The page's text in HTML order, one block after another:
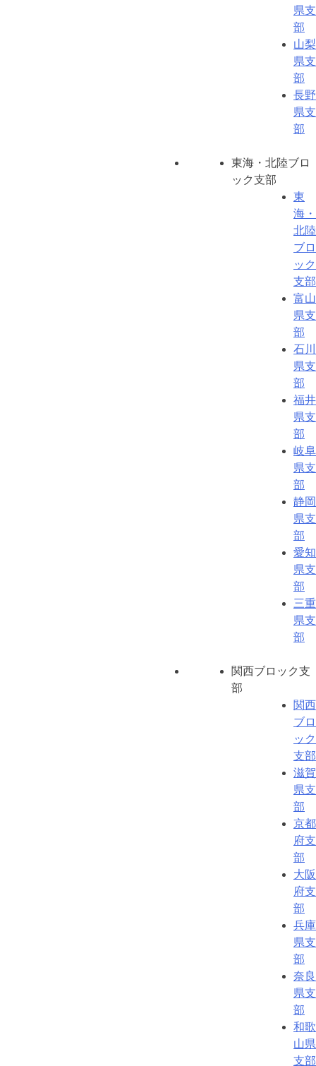
県支
部
山梨
県支
部
長野
県支
部
東海・北陸ブロ
ック支部
東
海・
北陸
ブロ
ック
支部
富山
県支
部
石川
県支
部
福井
県支
部
岐阜
県支
部
静岡
県支
部
愛知
県支
部
三重
県支
部
関西ブロック支
部
関西
ブロ
ック
支部
滋賀
県支
部
京都
府支
部
大阪
府支
部
兵庫
県支
部
奈良
県支
部
和歌
山県
支部